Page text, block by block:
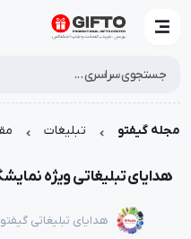
مجله گیفتو تبلیغات
هدایای تبلیغاتی ویژه
هدایای تبلیغاتی گیفتو